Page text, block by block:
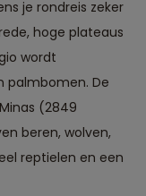
je rondreis zeker
hoge plateaus
wordt
palmbomen. De
(2849
beren, wolven,
reptielen en een